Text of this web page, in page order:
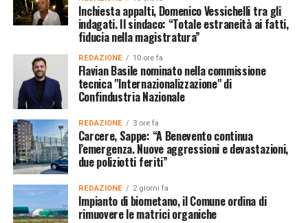
Inchiesta appalti, Domenico Vessichelli tra gli
indagati. Il sindaco: “Totale estraneità ai fatti,
fiducia nella magistratura”
REDAZIONE 10 ore fa
Flavian Basile nominato nella commissione
tecnica "Internazionalizzazione" di
Confindustria Nazionale
REDAZIONE 3 ore fa
Carcere, Sappe: “A Benevento continua
l’emergenza. Nuove aggressioni e devastazioni,
due poliziotti feriti”
REDAZIONE 2 giorni fa
Impianto di biometano, il Comune ordina di
rimuovere le matrici organiche